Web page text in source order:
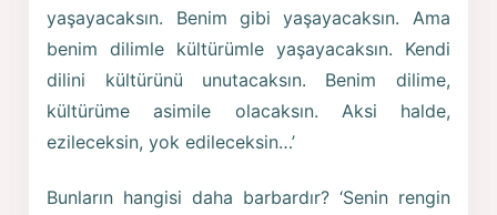
yaşayacaksın. Benim gibi yaşayacaksın. Ama
benim dilimle kültürümle yaşayacaksın. Kendi
dilini kültürünü unutacaksın. Benim dilime,
kültürüme asimile olacaksın. Aksi halde,
ezileceksin, yok edileceksin…’
Bunların hangisi daha barbardır? ‘Senin rengin